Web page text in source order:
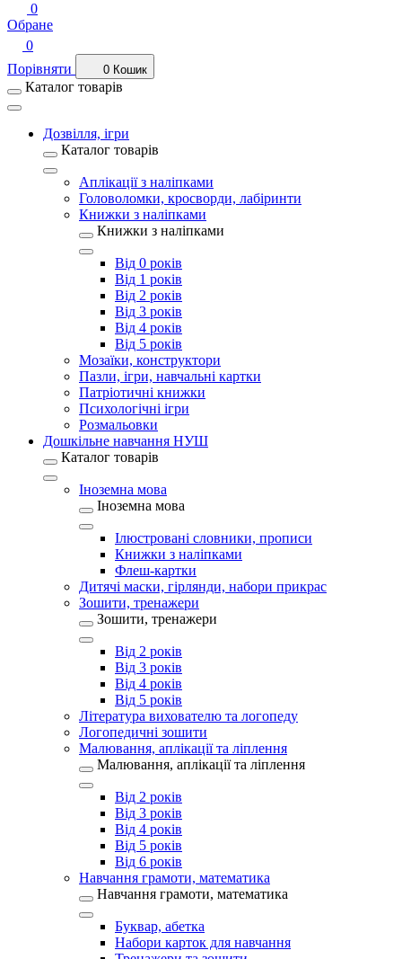
0
Обране
0
Порівняти
0 Кошик
Каталог товарів
Дозвілля, ігри
Каталог товарів
Аплікації з наліпками
Головоломки, кросворди, лабіринти
Книжки з наліпками
Книжки з наліпками
Від 0 років
Від 1 років
Від 2 років
Від 3 років
Від 4 років
Від 5 років
Мозаїки, конструктори
Пазли, ігри, навчальні картки
Патріотичні книжки
Психологічні ігри
Розмальовки
Дошкільне навчання НУШ
Каталог товарів
Іноземна мова
Іноземна мова
Ілюстровані словники, прописи
Книжки з наліпками
Флеш-картки
Дитячі маски, гірлянди, набори прикрас
Зошити, тренажери
Зошити, тренажери
Від 2 років
Від 3 років
Від 4 років
Від 5 років
Література вихователю та логопеду
Логопедичні зошити
Малювання, аплікації та ліплення
Малювання, аплікації та ліплення
Від 2 років
Від 3 років
Від 4 років
Від 5 років
Від 6 років
Навчання грамоти, математика
Навчання грамоти, математика
Буквар, абетка
Набори карток для навчання